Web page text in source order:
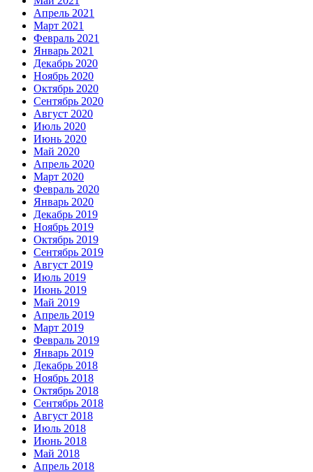
Апрель 2021
Март 2021
Февраль 2021
Январь 2021
Декабрь 2020
Ноябрь 2020
Октябрь 2020
Сентябрь 2020
Август 2020
Июль 2020
Июнь 2020
Май 2020
Апрель 2020
Март 2020
Февраль 2020
Январь 2020
Декабрь 2019
Ноябрь 2019
Октябрь 2019
Сентябрь 2019
Август 2019
Июль 2019
Июнь 2019
Май 2019
Апрель 2019
Март 2019
Февраль 2019
Январь 2019
Декабрь 2018
Ноябрь 2018
Октябрь 2018
Сентябрь 2018
Август 2018
Июль 2018
Июнь 2018
Май 2018
Апрель 2018